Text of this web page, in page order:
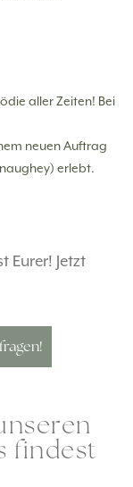
aller Zeiten! Bei
neuen Auftrag
erlebt.
Eurer! Jetzt
findest